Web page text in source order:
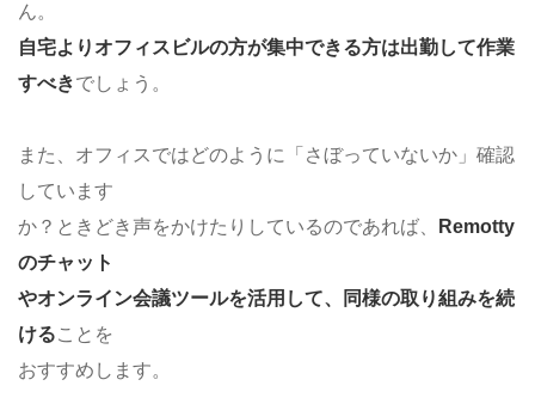
ん。
⾃宅よりオフィスビルの⽅が集中できる⽅は出勤して作業
すべきでしょう。
また、オフィスではどのように「さぼっていないか」確認
しています
か？ときどき声をかけたりしているのであれば、
Remotty
のチャット
やオンライン会議ツールを活⽤して、同様の取り組みを続
けることを
おすすめします。